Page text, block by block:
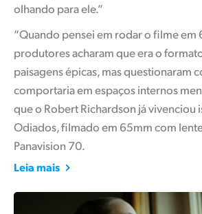
Ukraine
United Kingdom
United States
olhando para ele.”
“Quando pensei em rodar o filme em
produtores acharam que era o
paisagens épicas, mas questionaram
comportaria em espaços internos
que o Robert Richardson já vivenciou
Odiados, filmado em 65mm com
Panavision 70.
Leia mais